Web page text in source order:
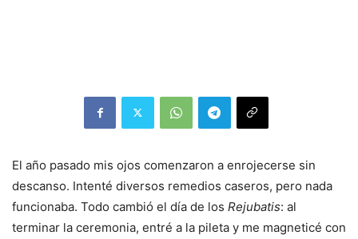
El año pasado mis ojos comenzaron a enrojecerse sin
descanso. Intenté diversos remedios caseros, pero nada
funcionaba. Todo cambió el día de los Rejubatis: al
terminar la ceremonia, entré a la pileta y me magneticé con